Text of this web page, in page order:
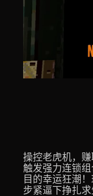
操控老虎机，
触发强力连锁
目的幸运狂潮
步紧逼下挣扎求